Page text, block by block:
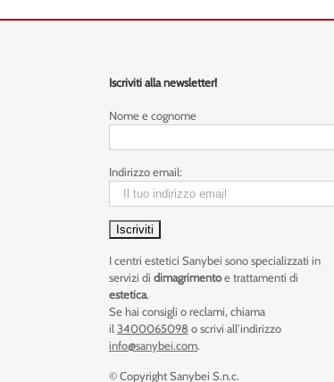
Iscriviti alla newsletter!
Nome e cognome
Indirizzo email:
I centri estetici Sanybei sono specializzati in
servizi di dimagrimentoe trattamenti di
estetica.
Se hai consigli o reclami, chiama
il 3400065098 o scrivi all’indirizzo
info@sanybei.com.
© Copyright Sanybei S.n.c.